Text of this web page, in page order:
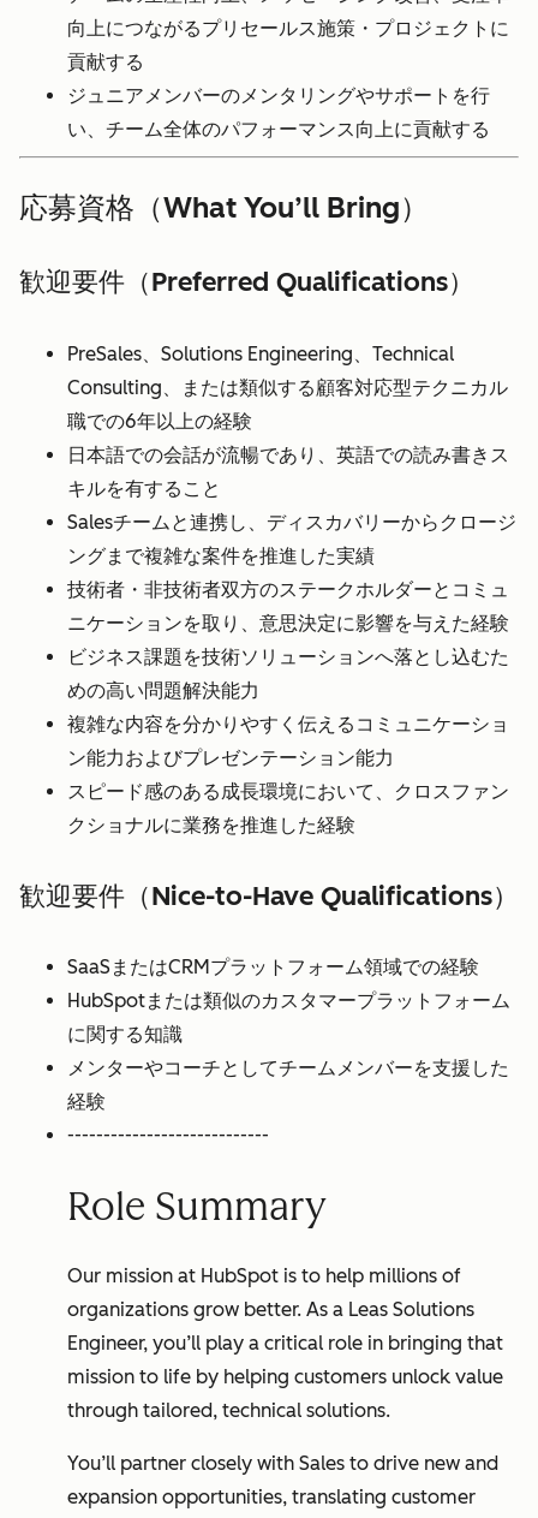
向上につながるプリセールス施策・プロジェクトに
貢献する
ジュニアメンバーのメンタリングやサポートを行
い、チーム全体のパフォーマンス向上に貢献する
応募資格（What You’ll Bring）
歓迎要件（Preferred Qualifications）
PreSales、Solutions Engineering、Technical
Consulting、または類似する顧客対応型テクニカル
職での6年以上の経験
日本語での会話が流暢であり、英語での読み書きス
キルを有すること
Salesチームと連携し、ディスカバリーからクロージ
ングまで複雑な案件を推進した実績
技術者・非技術者双方のステークホルダーとコミュ
ニケーションを取り、意思決定に影響を与えた経験
ビジネス課題を技術ソリューションへ落とし込むた
めの高い問題解決能力
複雑な内容を分かりやすく伝えるコミュニケーショ
ン能力およびプレゼンテーション能力
スピード感のある成長環境において、クロスファン
クショナルに業務を推進した経験
歓迎要件（Nice-to-Have Qualifications）
SaaSまたはCRMプラットフォーム領域での経験
HubSpotまたは類似のカスタマープラットフォーム
に関する知識
メンターやコーチとしてチームメンバーを支援した
経験
----------------------------
Role Summary
Our mission at HubSpot is to help millions of
organizations grow better. As a Leas Solutions
Engineer, you’ll play a critical role in bringing that
mission to life by helping customers unlock value
through tailored, technical solutions.
You’ll partner closely with Sales to drive new and
expansion opportunities, translating customer